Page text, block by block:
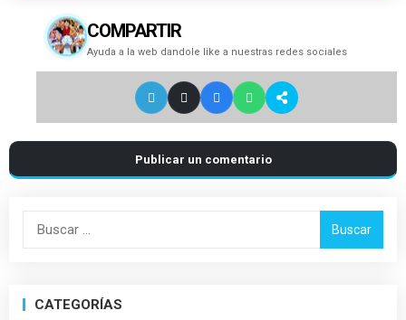
COMPARTIR
Ayuda a la web dandole like a nuestras redes sociales
Publicar un comentario
Buscar:
CATEGORÍAS